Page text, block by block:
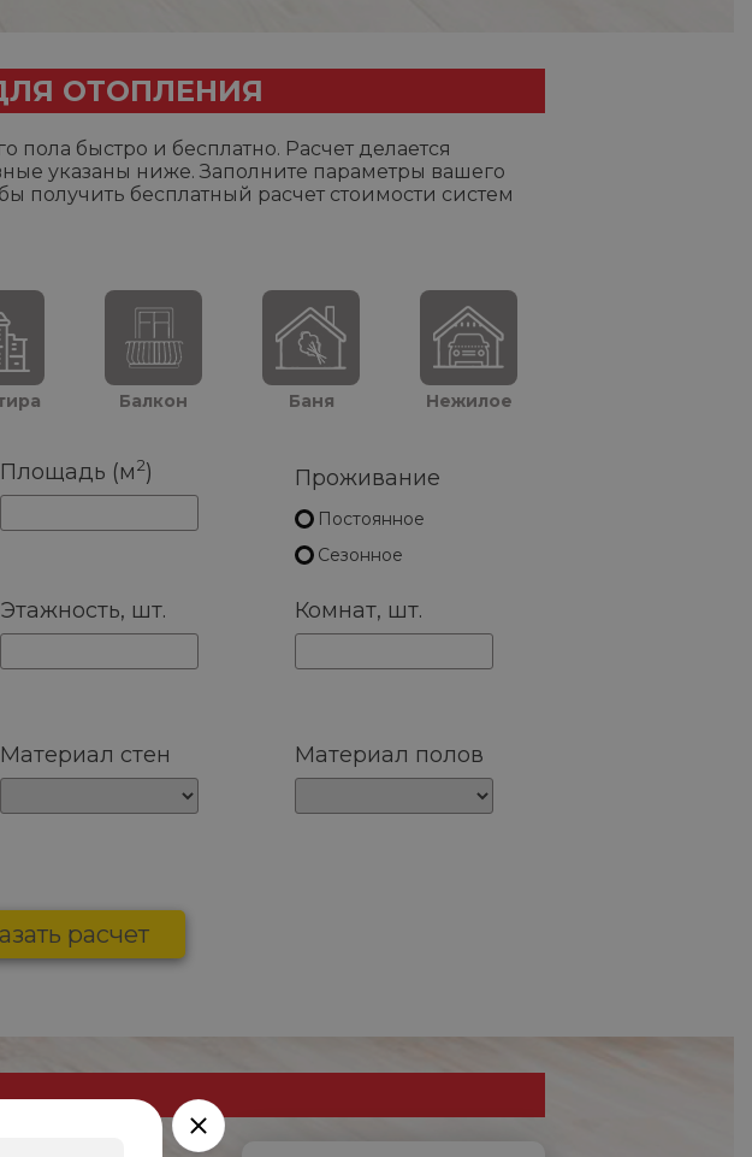
ОТОПЛЕНИЯ
пола быстро и бесплатно. Расчет делается
указаны ниже. Заполните параметры вашего
получить бесплатный расчет стоимости систем
Балкон Баня Нежилое
Площадь (м2) Проживание
Постоянное
Сезонное
Этажность, шт. Комнат, шт.
Материал стен Материал полов
расчет